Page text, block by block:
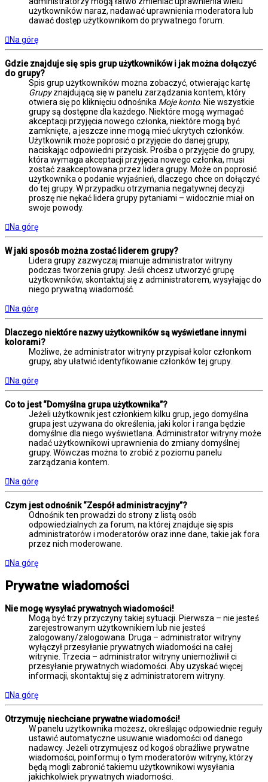
użytkowników naraz, nadawać uprawnienia moderatora lub
dawać dostęp użytkownikom do prywatnego forum.
Na górę
Gdzie znajduje się spis grup użytkowników i jak można dołączyć
do grupy?
Spis grup użytkowników można zobaczyć, otwierając kartę
Grupyznajdującą się w panelu zarządzania kontem, który
otwiera się po kliknięciu odnośnika Moje konto. Nie wszystkie
grupy są dostępne dla każdego. Niektóre mogą wymagać
akceptacji przyjęcia nowego członka, niektóre mogą być
zamknięte, a jeszcze inne mogą mieć ukrytych członków.
Użytkownik może poprosić o przyjęcie do danej grupy,
naciskając odpowiedni przycisk. Prośba o przyjęcie do grupy,
która wymaga akceptacji przyjęcia nowego członka, musi
zostać zaakceptowana przez lidera grupy. Może on poprosić
użytkownika o podanie wyjaśnień, dlaczego chce on dołączyć
do tej grupy. W przypadku otrzymania negatywnej decyzji
proszę nie nękać lidera grupy pytaniami – widocznie miał on
swoje powody.
Na górę
W jaki sposób można zostać liderem grupy?
Lidera grupy zazwyczaj mianuje administrator witryny
podczas tworzenia grupy. Jeśli chcesz utworzyć grupę
użytkowników, skontaktuj się z administratorem, wysyłając do
niego prywatną wiadomość.
Na górę
Dlaczego niektóre nazwy użytkowników są wyświetlane innymi
kolorami?
Możliwe, że administrator witryny przypisał kolor członkom
grupy, aby ułatwić identyfikowanie członków tej grupy.
Na górę
Co to jest “Domyślna grupa użytkownika”?
Jeżeli użytkownik jest członkiem kilku grup, jego domyślna
grupa jest używana do określenia, jaki kolor i ranga będzie
domyślnie dla niego wyświetlana. Administrator witryny może
nadać użytkownikowi uprawnienia do zmiany domyślnej
grupy. Wówczas można to zrobić z poziomu panelu
zarządzania kontem.
Na górę
Czym jest odnośnik “Zespół administracyjny”?
Odnośnik ten prowadzi do strony z listą osób
odpowiedzialnych za forum, na której znajduje się spis
administratorów i moderatorów oraz inne dane, takie jak fora
przez nich moderowane.
Na górę
Prywatne wiadomości
Nie mogę wysyłać prywatnych wiadomości!
Mogą być trzy przyczyny takiej sytuacji. Pierwsza – nie jesteś
zarejestrowanym użytkownikiem lub nie jesteś
zalogowany/zalogowana. Druga – administrator witryny
wyłączył przesyłanie prywatnych wiadomości na całej
witrynie. Trzecia – administrator witryny uniemożliwił ci
przesyłanie prywatnych wiadomości. Aby uzyskać więcej
informacji, skontaktuj się z administratorem witryny.
Na górę
Otrzymuję niechciane prywatne wiadomości!
W panelu użytkownika możesz, określając odpowiednie reguły
ustawić automatyczne usuwanie wiadomości od danego
nadawcy. Jeżeli otrzymujesz od kogoś obraźliwe prywatne
wiadomości, poinformuj o tym moderatorów witryny, którzy
będą mogli zabronić takiemu użytkownikowi wysyłania
jakichkolwiek prywatnych wiadomości.